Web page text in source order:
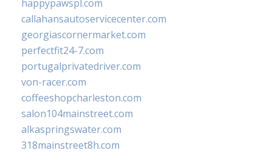
happypawspl.com
callahansautoservicecenter.com
georgiascornermarket.com
perfectfit24-7.com
portugalprivatedriver.com
von-racer.com
coffeeshopcharleston.com
salon104mainstreet.com
alkaspringswater.com
318mainstreet8h.com